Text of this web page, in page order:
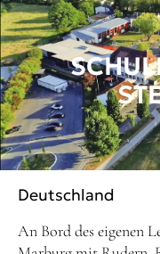
Deutschland
An Bord des eigenen